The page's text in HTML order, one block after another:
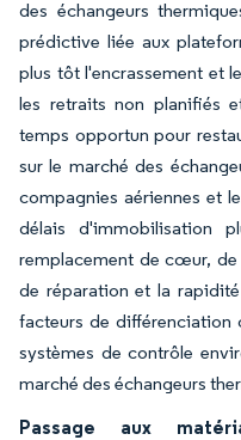
des échangeurs
prédictive liée aux
plus tôt l'encrassement et
les retraits non planifiés
temps opportun pour
sur le marché des
compagnies aériennes et
délais d'immobilisation
remplacement de cœur,
de réparation et la
facteurs de différenciation
systèmes de contrôle
marché des échangeurs
Passage aux